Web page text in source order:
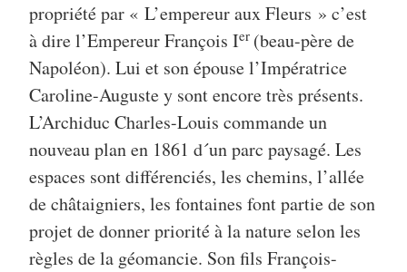
propriété par « L’empereur aux Fleurs » c’est
à dire l’Empereur François Ier (beau-père de
Napoléon). Lui et son épouse l’Impératrice
Caroline-Auguste y sont encore très présents.
L’Archiduc Charles-Louis commande un
nouveau plan en 1861 d´un parc paysagé. Les
espaces sont différenciés, les chemins, l’allée
de châtaigniers, les fontaines font partie de son
projet de donner priorité à la nature selon les
règles de la géomancie. Son fils François-